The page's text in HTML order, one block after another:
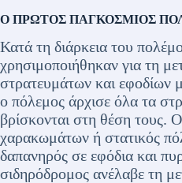
Ο ΠΡΩΤΟΣ ΠΑΓΚΟΣΜΙΟΣ
Κατά τη διάρκεια του
χρησιμοποιήθηκαν για τη
στρατευμάτων και εφοδίων
ο πόλεμος άρχισε όλα τα
βρίσκονται στη θέση τους.
χαρακωμάτων ή στατικός
δαπανηρός σε εφόδια και
σιδηρόδρομος ανέλαβε τη